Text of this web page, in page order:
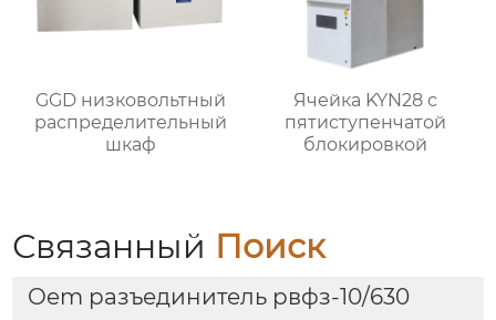
GGD низковольтный
распределительный
шкаф
Ячейка KYN28 с
пятиступенчатой
блокировкой
Связанный Поиск
Oem разъединитель рвфз-10/630